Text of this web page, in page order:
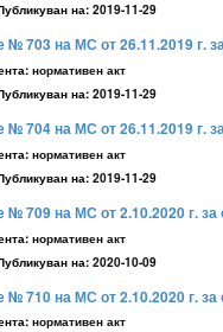
на: 2019-11-29
№ 703 на МС от 26.11.2019 г.
нормативен акт
на: 2019-11-29
№ 704 на МС от 26.11.2019 г.
нормативен акт
на: 2019-11-29
№ 709 на МС от 2.10.2020 г.
нормативен акт
на: 2020-10-09
№ 710 на МС от 2.10.2020 г.
нормативен акт